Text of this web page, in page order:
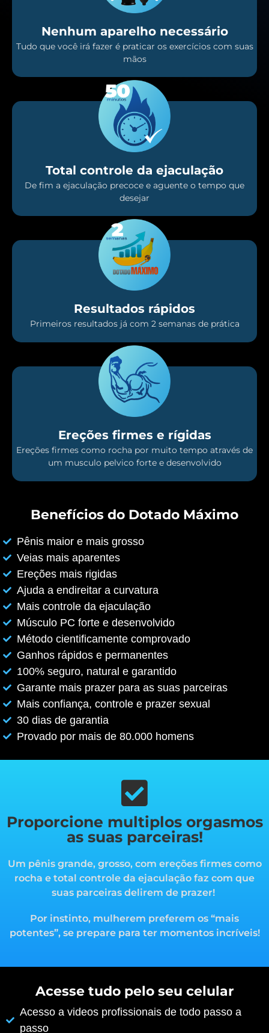
Nenhum aparelho necessário
Tudo que você irá fazer é praticar os exercícios com suas
mãos
Total controle da ejaculação
De fim a ejaculação precoce e aguente o tempo que
desejar
Resultados rápidos
Primeiros resultados já com 2 semanas de prática
Ereções firmes e rígidas
Ereções firmes como rocha por muito tempo através de
um musculo pelvico forte e desenvolvido
Benefícios do Dotado Máximo
Pênis maior e mais grosso
Veias mais aparentes
Ereções mais rigidas
Ajuda a endireitar a curvatura
Mais controle da ejaculação
Músculo PC forte e desenvolvido
Método cientificamente comprovado
Ganhos rápidos e permanentes
100% seguro, natural e garantido
Garante mais prazer para as suas parceiras
Mais confiança, controle e prazer sexual
30 dias de garantia
Provado por mais de 80.000 homens
Proporcione multiplos orgasmos
as suas parceiras!
Um pênis grande, grosso, com ereções firmes como
rocha e total controle da ejaculação faz com que
suas parceiras delirem de prazer!
Por instinto, mulherem preferem os “mais
potentes”, se prepare para ter momentos incríveis!
Acesse tudo pelo seu celular
Acesso a videos profissionais de todo passo a
passo